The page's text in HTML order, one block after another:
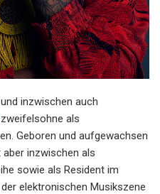
inzwischen auch
zweifelsohne als
Geboren und aufgewachsen
inzwischen als
sowie als Resident im
elektronischen Musikszene